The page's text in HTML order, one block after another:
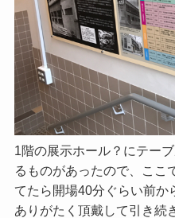
1階の展示ホール？にテー
るものがあったので、ここ
てたら開場40分ぐらい前か
ありがたく頂戴して引き続